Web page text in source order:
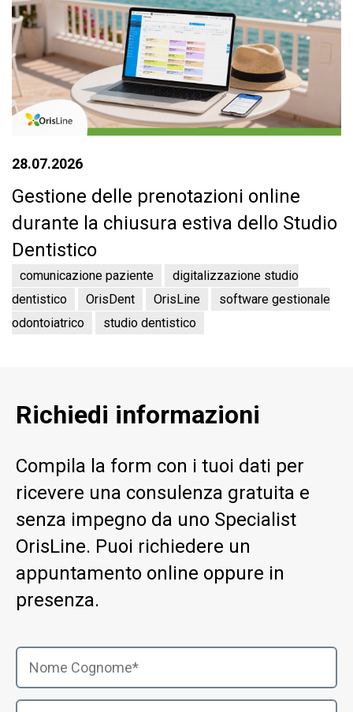
28.07.2026
Gestione delle prenotazioni online
durante la chiusura estiva dello Studio
Dentistico
comunicazione paziente
digitalizzazione studio
dentistico
OrisDent OrisLine
software gestionale
odontoiatrico
studio dentistico
Richiedi informazioni
Compila la form con i tuoi dati per
ricevere una consulenza gratuita e
senza impegno da uno Specialist
OrisLine. Puoi richiedere un
appuntamento online oppure in
presenza.